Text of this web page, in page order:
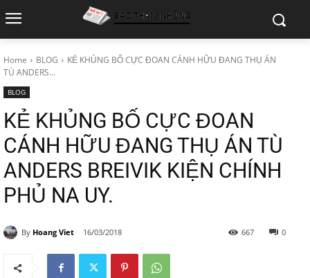
Home BLOG
KẺ KHỦNG BỐ CỰC ĐOAN CÁNH HỮU ĐANG THỤ ÁN
TÙ ANDERS...
BLOG
KẺ KHỦNG BỐ CỰC ĐOAN
CÁNH HỮU ĐANG THỤ ÁN TÙ
ANDERS BREIVIK KIỆN CHÍNH
PHỦ NA UY.
By Hoang Viet 16/03/2018 0
667